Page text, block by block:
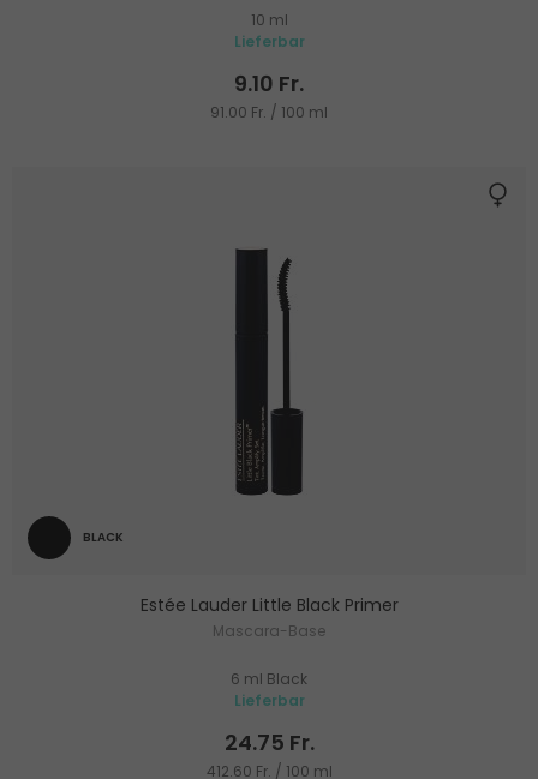
10 ml
Lieferbar
9.10 Fr.
91.00 Fr. / 100 ml
BLACK
Estée Lauder Little Black Primer
Mascara-Base
6 ml Black
Lieferbar
24.75 Fr.
412.60 Fr. / 100 ml